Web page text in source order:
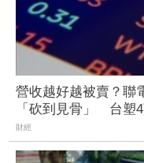
營收越好越被賣？聯
「砍到見骨」 台塑
挨刀
財經